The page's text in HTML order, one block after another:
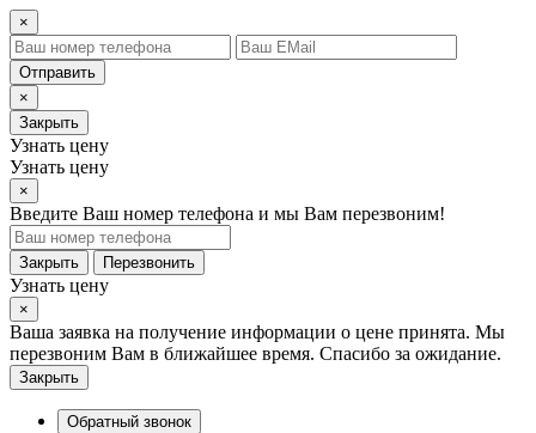
×
Отправить
×
Закрыть
Узнать цену
Узнать цену
×
Введите Ваш номер телефона и мы Вам перезвоним!
Закрыть Перезвонить
Узнать цену
×
Ваша заявка на получение информации о цене принята. Мы
перезвоним Вам в ближайшее время. Спасибо за ожидание.
Закрыть
Обратный звонок